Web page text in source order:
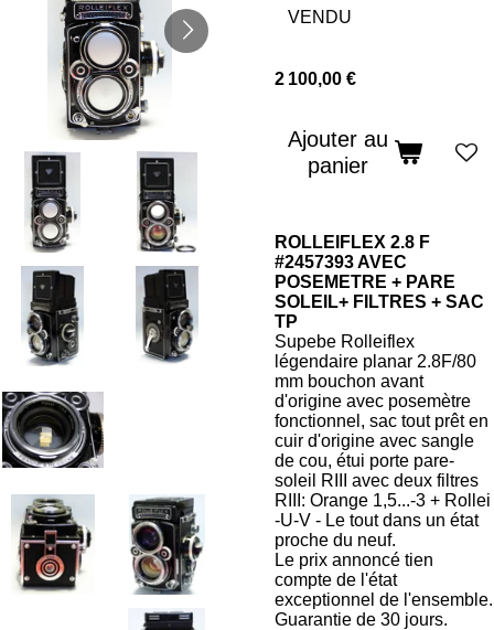
VENDU
2 100,00 €
Ajouter au
panier
ROLLEIFLEX 2.8 F
#2457393 AVEC
POSEMETRE + PARE
SOLEIL+ FILTRES + SAC
TP
Supebe Rolleiflex
légendaire planar 2.8F/80
mm bouchon avant
d'origine avec posemètre
fonctionnel, sac tout prêt en
cuir d'origine avec sangle
de cou, étui porte pare-
soleil RIII avec deux filtres
RIII: Orange 1,5...-3 + Rollei
-U-V - Le tout dans un état
proche du neuf.
Le prix annoncé tien
compte de l'état
exceptionnel de l'ensemble.
Guarantie de 30 jours.